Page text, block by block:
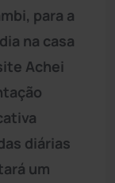
para a
na casa
Achei
diárias
um